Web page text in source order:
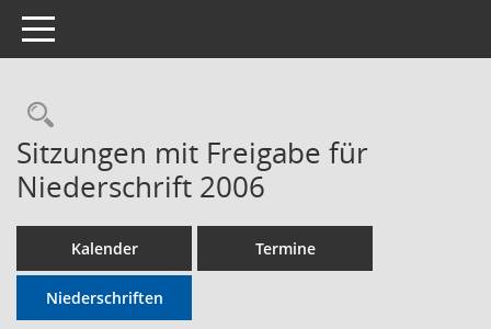
Toggle navigation
Rechercheauswahl
Sitzungen mit Freigabe für
Niederschrift 2006
Kalender Termine
Niederschriften